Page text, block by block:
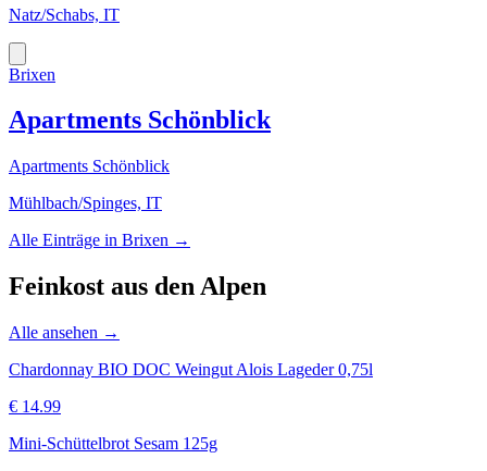
Natz/Schabs, IT
Brixen
Apartments Schönblick
Apartments Schönblick
Mühlbach/Spinges, IT
Alle Einträge in Brixen →
Feinkost aus den Alpen
Alle ansehen →
Chardonnay BIO DOC Weingut Alois Lageder 0,75l
€ 14.99
Mini-Schüttelbrot Sesam 125g